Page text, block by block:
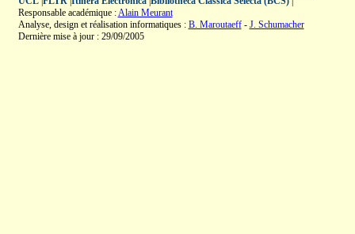
Responsable académique :Alain Meurant
Analyse, design et réalisation informatiques : B. Maroutaeff- J. Schumacher
Dernière mise à jour : 29/09/2005